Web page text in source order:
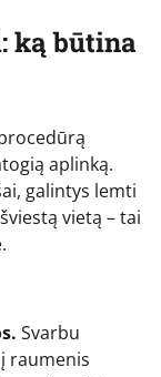
ką būtina
aplinką.
galintys lemti
vietą – tai
Svarbu
raumenis